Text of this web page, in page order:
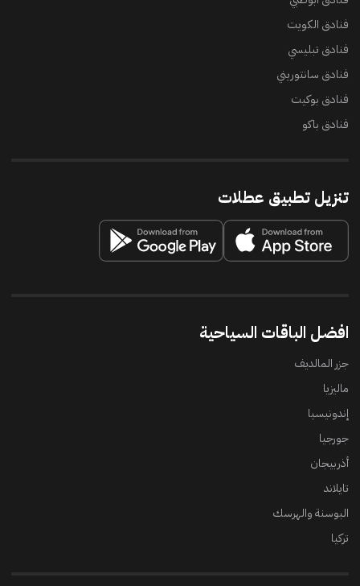
فنادق الكويت
فنادق تبليسي
فنادق سانتوريني
فنادق بوكيت
فنادق باكو
تنزيل تطبيق عطلات
افضل الباقات السياحية
جزر المالديف
ماليزيا
إندونيسيا
جورجيا
أذربيجان
تايلاند
البوسنة والهرسك
تركيا